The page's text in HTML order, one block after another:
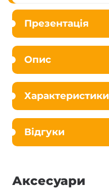
Презентація
Опис
Характеристики
Відгуки
Аксесуари